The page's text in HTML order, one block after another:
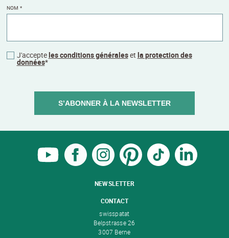
NOM *
J'accepteles conditions généraleset la protection des
données*
S’ABONNER À LA NEWSLETTER
NEWSLETTER
CONTACT
swisspatat
Belpstrasse 26
3007 Berne